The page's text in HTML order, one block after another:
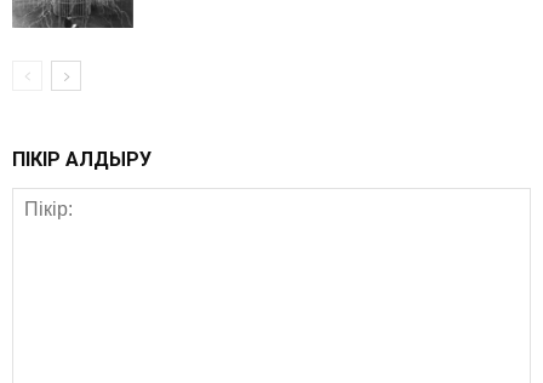
ПІКІР ҚАЛДЫРУ